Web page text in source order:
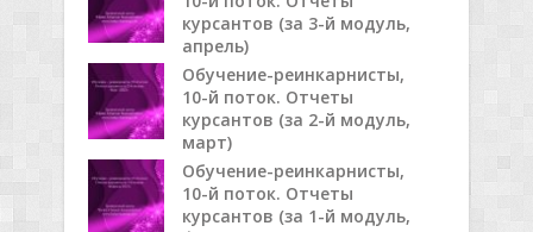
курсантов (за 3-й модуль,
апрель)
Обучение-реинкарнисты,
10-й поток. Отчеты
курсантов (за 2-й модуль,
март)
Обучение-реинкарнисты,
10-й поток. Отчеты
курсантов (за 1-й модуль,